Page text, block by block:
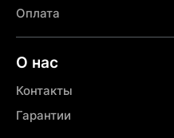
Оплата
О нас
Контакты
Гарантии